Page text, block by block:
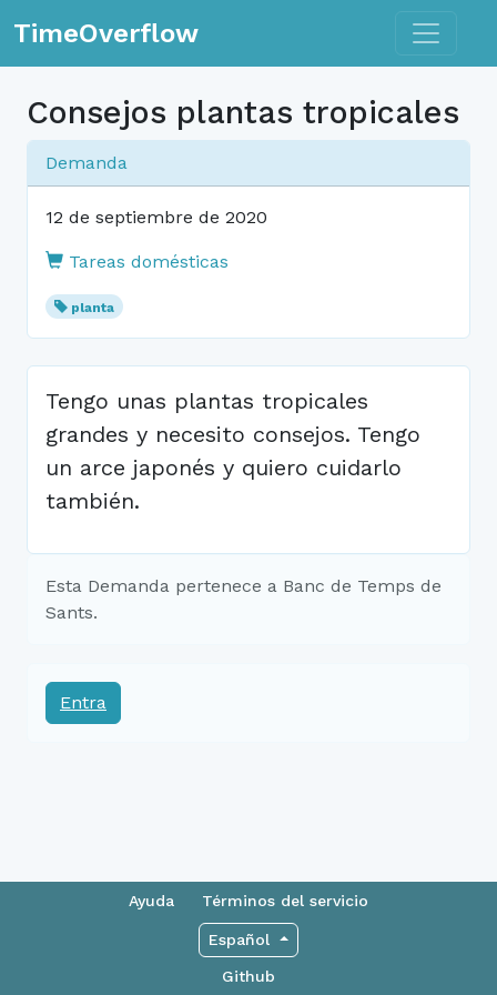
TimeOverflow Toggle
Consejos plantas tropicales
Demanda
12 de septiembre de 2020
Tareas domésticas
planta
Tengo unas plantas tropicales
grandes y necesito consejos. Tengo
un arce japonés y quiero cuidarlo
también.
Esta Demanda pertenece a Banc de Temps de
Sants.
Entra
Ayuda Términos del servicio
Español
Github